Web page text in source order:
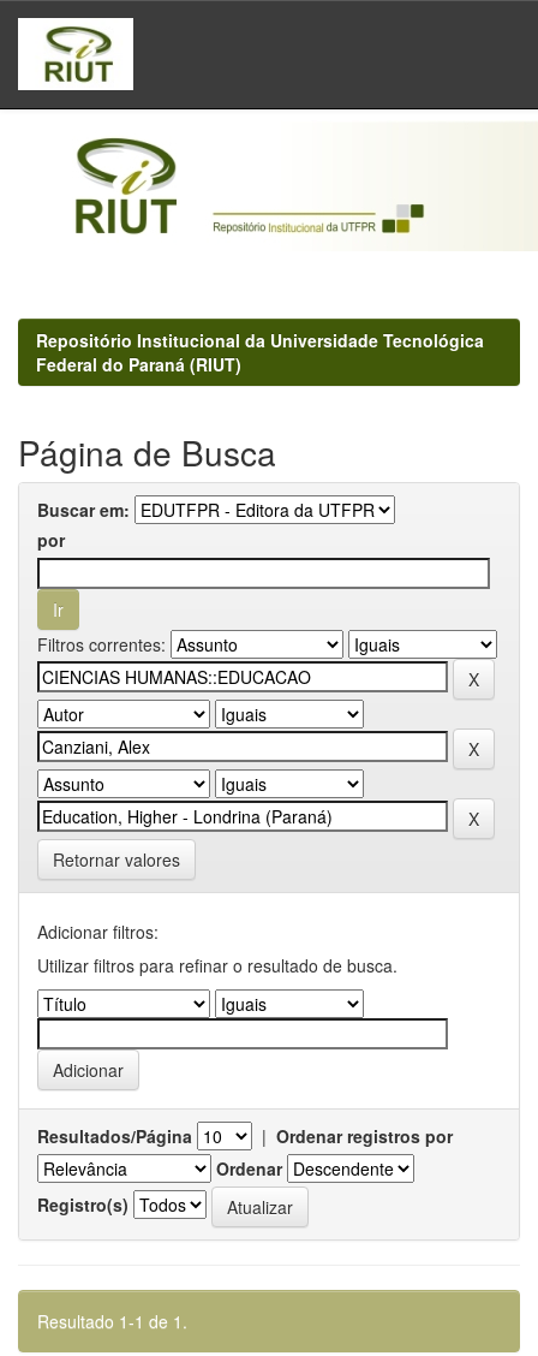
Skip
navigation
Repositório Institucional da Universidade Tecnológica
Federal do Paraná (RIUT)
Página de Busca
Buscar em:
por
Filtros correntes:
Retornar valores
Adicionar filtros:
Utilizar filtros para refinar o resultado de busca.
Resultados/Página | Ordenar registros por
Ordenar
Registro(s)
Resultado 1-1 de 1.